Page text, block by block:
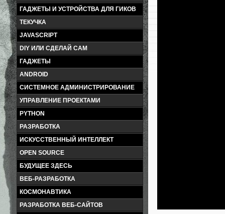
ГАДЖЕТЫ И УСТРОЙСТВА ДЛЯ ГИКОВ
ТЕКУЧКА
JAVASCRIPT
DIY ИЛИ СДЕЛАЙ САМ
ГАДЖЕТЫ
ANDROID
СИСТЕМНОЕ АДМИНИСТРИРОВАНИЕ
УПРАВЛЕНИЕ ПРОЕКТАМИ
PYTHON
РАЗРАБОТКА
ИСКУССТВЕННЫЙ ИНТЕЛЛЕКТ
OPEN SOURCE
БУДУЩЕЕ ЗДЕСЬ
ВЕБ-РАЗРАБОТКА
КОСМОНАВТИКА
РАЗРАБОТКА ВЕБ-САЙТОВ